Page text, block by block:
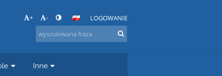
+ - LOGOWANIE
Inne